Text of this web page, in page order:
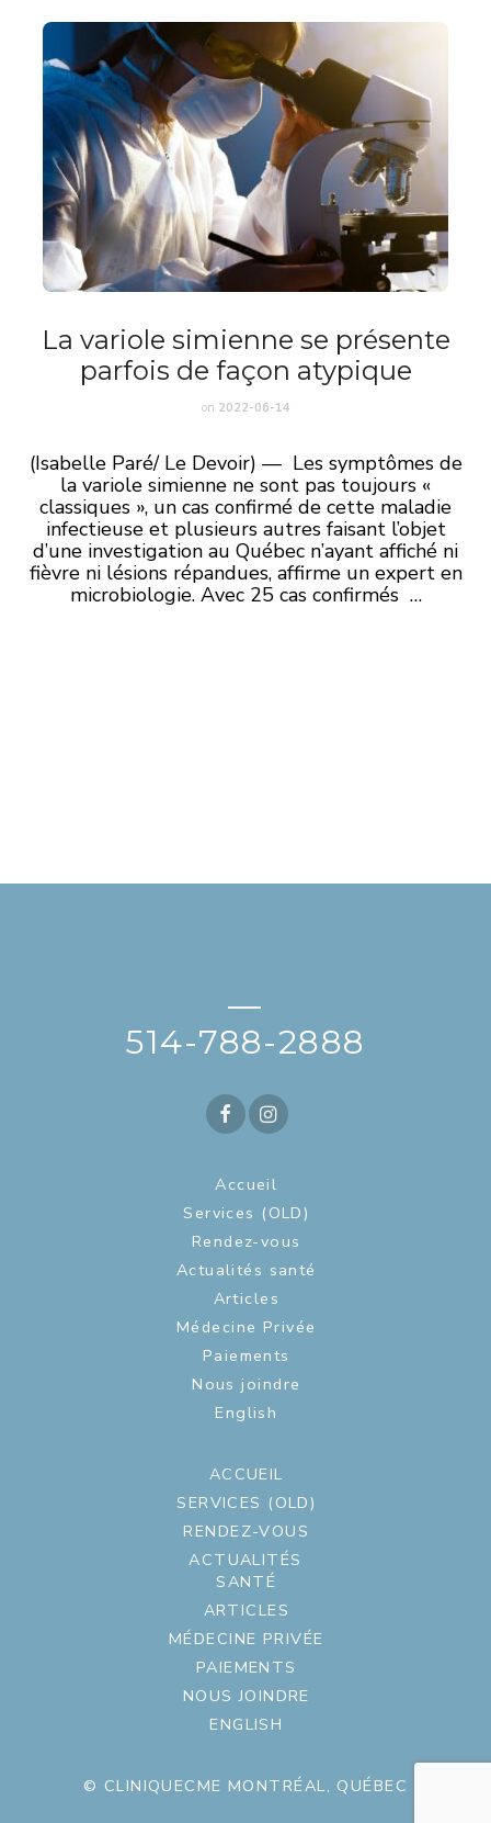
La variole simienne se présente
parfois de façon atypique
on 2022-06-14
(Isabelle Paré/ Le Devoir) — Les symptômes de
la variole simienne ne sont pas toujours «
classiques », un cas confirmé de cette maladie
infectieuse et plusieurs autres faisant l’objet
d’une investigation au Québec n’ayant affiché ni
fièvre ni lésions répandues, affirme un expert en
microbiologie. Avec 25 cas confirmés …
—
514-788-2888
Accueil
Services (OLD)
Rendez-vous
Actualités santé
Articles
Médecine Privée
Paiements
Nous joindre
English
ACCUEIL
SERVICES (OLD)
RENDEZ-VOUS
ACTUALITÉS
SANTÉ
ARTICLES
MÉDECINE PRIVÉE
PAIEMENTS
NOUS JOINDRE
ENGLISH
© CLINIQUECME MONTRÉAL, QUÉBEC